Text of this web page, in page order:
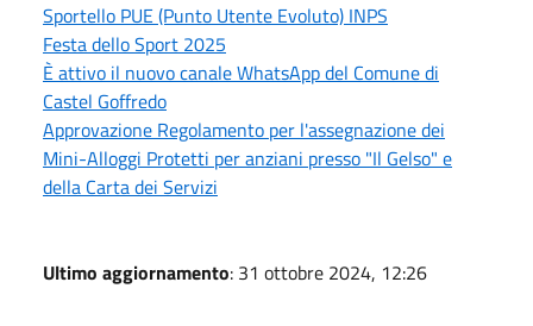
Sportello PUE (Punto Utente Evoluto) INPS
Festa dello Sport 2025
È attivo il nuovo canale WhatsApp del Comune di
Castel Goffredo
Approvazione Regolamento per l'assegnazione dei
Mini-Alloggi Protetti per anziani presso "Il Gelso" e
della Carta dei Servizi
Ultimo aggiornamento: 31 ottobre 2024, 12:26